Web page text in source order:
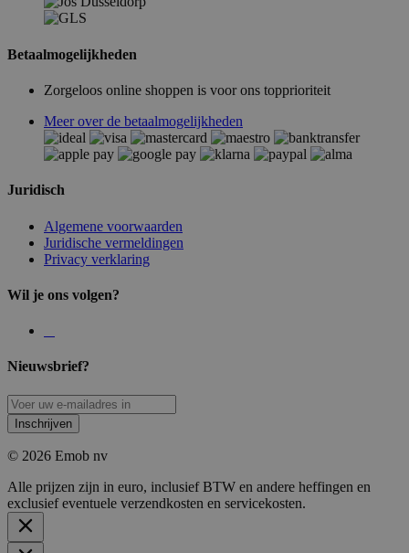
Betaalmogelijkheden
Zorgeloos online shoppen is voor ons topprioriteit
Meer over de betaalmogelijkheden
Juridisch
Algemene voorwaarden
Juridische vermeldingen
Privacy verklaring
Wil je ons volgen?
Nieuwsbrief?
Inschrijven
© 2026 Emob nv
Alle prijzen zijn in euro, inclusief BTW en andere heffingen en
exclusief eventuele verzendkosten en servicekosten.